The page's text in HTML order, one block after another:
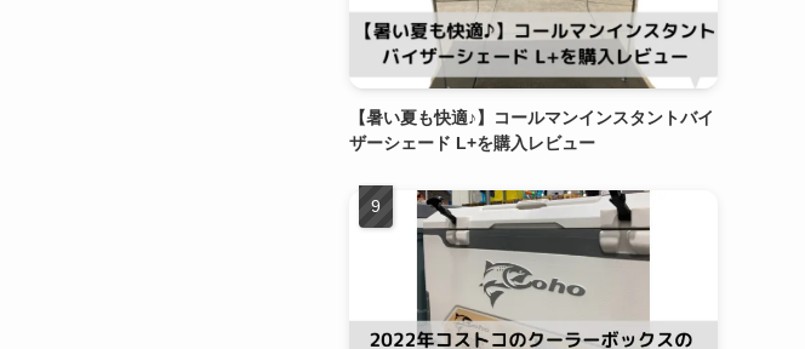
【暑い夏も快適♪】コールマンインスタントバイ
ザーシェード L+を購入レビュー